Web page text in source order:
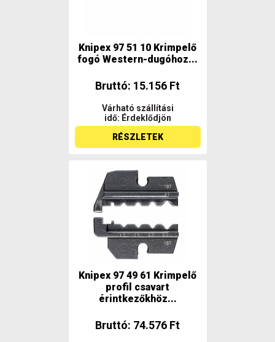
Knipex 97 51 10 Krimpelő
fogó Western-dugóhoz...
Bruttó: 15.156 Ft
Várható szállítási
idő: Érdeklődjön
RÉSZLETEK
Knipex 97 49 61 Krimpelő
profil csavart
érintkezőkhöz...
Bruttó: 74.576 Ft